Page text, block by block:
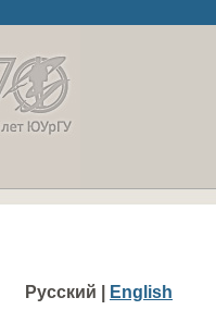
Русский | English